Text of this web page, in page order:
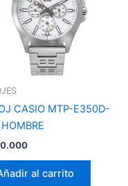
CASIO MTP-E350D-
al carrito